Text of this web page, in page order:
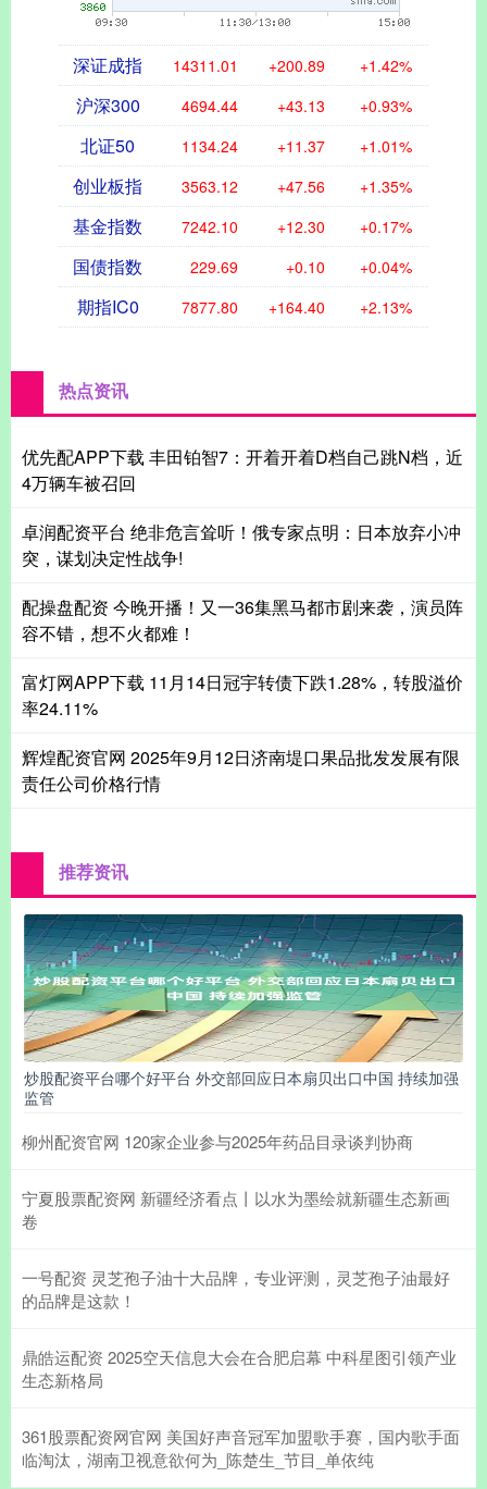
深证成指 14311.01 +200.89 +1.42%
沪深300 4694.44 +43.13 +0.93%
北证50 1134.24 +11.37 +1.01%
创业板指 3563.12 +47.56 +1.35%
基金指数 7242.10 +12.30 +0.17%
国债指数 229.69 +0.10 +0.04%
期指IC0 7877.80 +164.40 +2.13%
热点资讯
优先配APP下载 丰田铂智7：开着开着D档自己跳N档，近
4万辆车被召回
卓润配资平台 绝非危言耸听！俄专家点明：日本放弃小冲
突，谋划决定性战争!
配操盘配资 今晚开播！又一36集黑马都市剧来袭，演员阵
容不错，想不火都难！
富灯网APP下载 11月14日冠宇转债下跌1.28%，转股溢价
率24.11%
辉煌配资官网 2025年9月12日济南堤口果品批发发展有限
责任公司价格行情
推荐资讯
炒股配资平台哪个好平台 外交部回应日本扇贝出口中国 持续加强
监管
柳州配资官网 120家企业参与2025年药品目录谈判协商
宁夏股票配资网 新疆经济看点丨以水为墨绘就新疆生态新画
卷
一号配资 灵芝孢子油十大品牌，专业评测，灵芝孢子油最好
的品牌是这款！
鼎皓运配资 2025空天信息大会在合肥启幕 中科星图引领产业
生态新格局
361股票配资网官网 美国好声音冠军加盟歌手赛，国内歌手面
临淘汰，湖南卫视意欲何为_陈楚生_节目_单依纯